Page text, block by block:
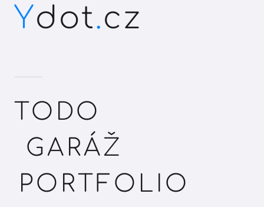
Ydot.cz
TODO
GARÁŽ
PORTFOLIO